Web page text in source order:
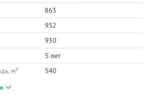
863
952
930
5 лет
м²
540